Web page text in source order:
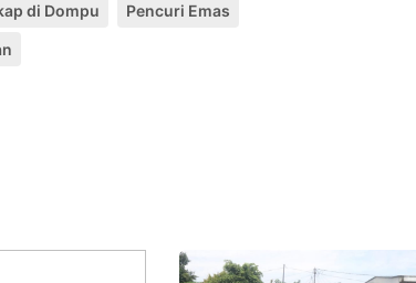
di Dompu Pencuri Emas